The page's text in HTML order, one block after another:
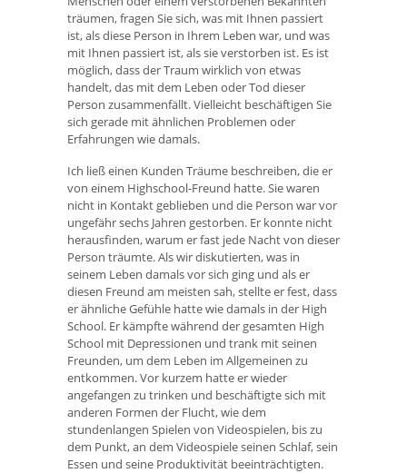
träumen, fragen Sie sich, was mit Ihnen passiert
ist, als diese Person in Ihrem Leben war, und was
mit Ihnen passiert ist, als sie verstorben ist. Es ist
möglich, dass der Traum wirklich von etwas
handelt, das mit dem Leben oder Tod dieser
Person zusammenfällt. Vielleicht beschäftigen Sie
sich gerade mit ähnlichen Problemen oder
Erfahrungen wie damals.
Ich ließ einen Kunden Träume beschreiben, die er
von einem Highschool-Freund hatte. Sie waren
nicht in Kontakt geblieben und die Person war vor
ungefähr sechs Jahren gestorben. Er konnte nicht
herausfinden, warum er fast jede Nacht von dieser
Person träumte. Als wir diskutierten, was in
seinem Leben damals vor sich ging und als er
diesen Freund am meisten sah, stellte er fest, dass
er ähnliche Gefühle hatte wie damals in der High
School. Er kämpfte während der gesamten High
School mit Depressionen und trank mit seinen
Freunden, um dem Leben im Allgemeinen zu
entkommen. Vor kurzem hatte er wieder
angefangen zu trinken und beschäftigte sich mit
anderen Formen der Flucht, wie dem
stundenlangen Spielen von Videospielen, bis zu
dem Punkt, an dem Videospiele seinen Schlaf, sein
Essen und seine Produktivität beeinträchtigten.